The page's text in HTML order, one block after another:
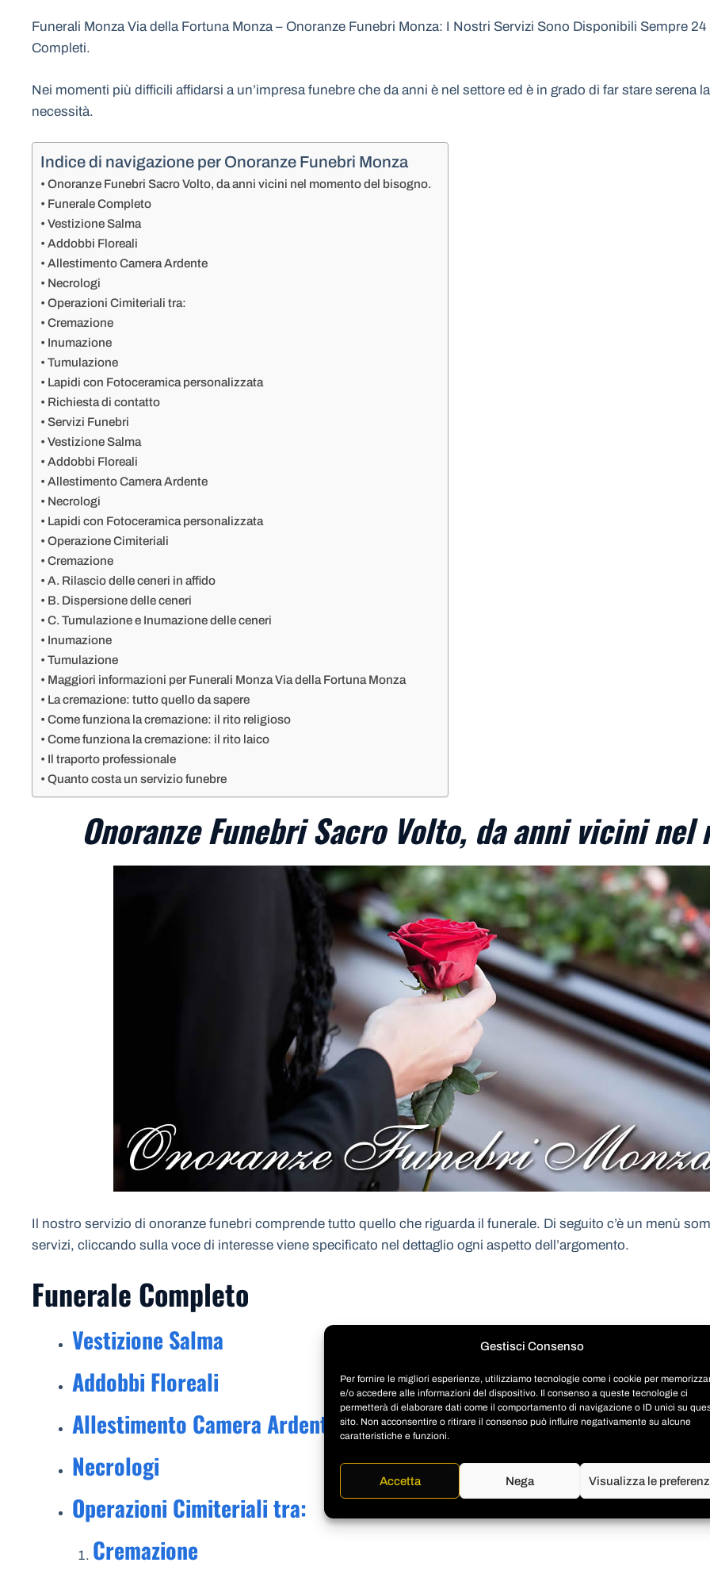
Gestisci Consenso
Per fornire le migliori esperienze, utilizziamo tecnologie come i cookie per
e/o accedere alle informazioni del dispositivo. Il consenso a queste tecnologie ci
permetterà di elaborare dati come il comportamento di navigazione o ID unici su
sito. Non acconsentire o ritirare il consenso può influire negativamente su alcune
caratteristiche e funzioni.
Accetta Nega Visualizza le
Funerali Monza Via della Fortuna Monza – Onoranze Funebri Monza: I Nostri Servizi Sono Disponibili Sempre
Completi.
Nei momenti più difficili affidarsi a un’impresa funebre che da anni è nel settore ed è in grado di far stare serena
necessità.
Indice di navigazione per Onoranze Funebri Monza
Onoranze Funebri Sacro Volto, da anni vicini nel momento del bisogno.
Funerale Completo
Vestizione Salma
Addobbi Floreali
Allestimento Camera Ardente
Necrologi
Operazioni Cimiteriali tra:
Cremazione
Inumazione
Tumulazione
Lapidi con Fotoceramica personalizzata
Richiesta di contatto
Servizi Funebri
Vestizione Salma
Addobbi Floreali
Allestimento Camera Ardente
Necrologi
Lapidi con Fotoceramica personalizzata
Operazione Cimiteriali
Cremazione
A. Rilascio delle ceneri in affido
B. Dispersione delle ceneri
C. Tumulazione e Inumazione delle ceneri
Inumazione
Tumulazione
Maggiori informazioni per Funerali Monza Via della Fortuna Monza
La cremazione: tutto quello da sapere
Come funziona la cremazione: il rito religioso
Come funziona la cremazione: il rito laico
Il traporto professionale
Quanto costa un servizio funebre
Onoranze Funebri Sacro Volto, da anni vicini
Il nostro servizio di onoranze funebri comprende tutto quello che riguarda il funerale. Di seguito c’è un menù
servizi, cliccando sulla voce di interesse viene specificato nel dettaglio ogni aspetto dell’argomento.
Funerale Completo
Vestizione Salma
Addobbi Floreali
Allestimento Camera Ardente
Necrologi
Operazioni Cimiteriali tra:
Cremazione